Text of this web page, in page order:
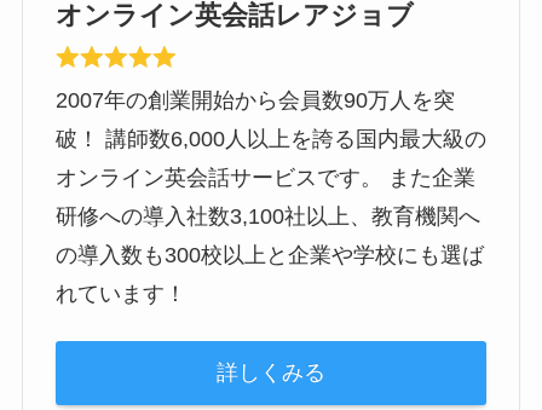
オンライン英会話レアジョブ
2007年の創業開始から会員数90万人を突
破！ 講師数6,000人以上を誇る国内最大級の
オンライン英会話サービスです。 また企業
研修への導入社数3,100社以上、教育機関へ
の導入数も300校以上と企業や学校にも選ば
れています！
詳しくみる